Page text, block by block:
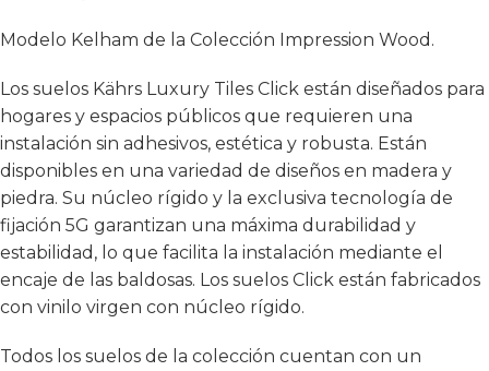
Modelo Kelham de la Colección Impression Wood.
Los suelos Kährs Luxury Tiles Click están diseñados para
hogares y espacios públicos que requieren una
instalación sin adhesivos, estética y robusta. Están
disponibles en una variedad de diseños en madera y
piedra. Su núcleo rígido y la exclusiva tecnología de
fijación 5G garantizan una máxima durabilidad y
estabilidad, lo que facilita la instalación mediante el
encaje de las baldosas. Los suelos Click están fabricados
con vinilo virgen con núcleo rígido.
Todos los suelos de la colección cuentan con un